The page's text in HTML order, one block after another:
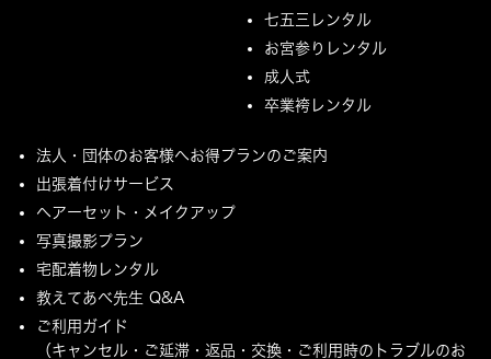
七五三レンタル
お宮参りレンタル
成人式
卒業袴レンタル
法人・団体のお客様へお得プランのご案内
出張着付けサービス
ヘアーセット・メイクアップ
写真撮影プラン
宅配着物レンタル
教えてあべ先生 Q&A
ご利用ガイド
（キャンセル・ご延滞・返品・交換・ご利用時のトラブルのお